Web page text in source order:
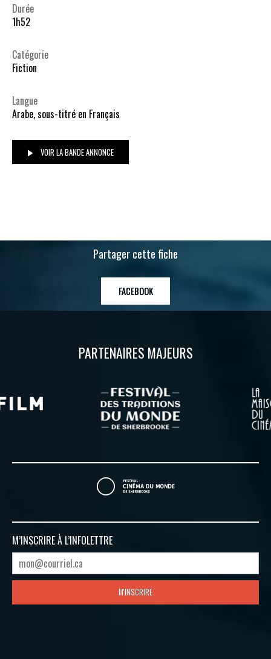
Durée
1h52
Catégorie
Fiction
Langue
Arabe, sous-titré en Français
VOIR LA BANDE ANNONCE
Partager cette fiche
FACEBOOK
PARTENAIRES MAJEURS
M’INSCRIRE À L’INFOLETTRE
M'INSCRIRE